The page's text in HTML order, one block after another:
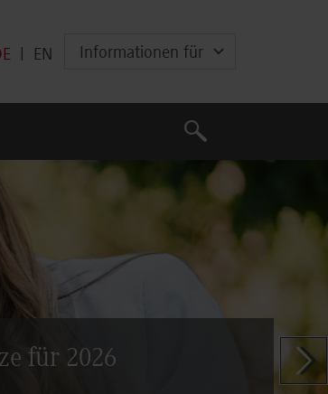
EN Informationen für
Suche
Suche
für 2026 Zeige